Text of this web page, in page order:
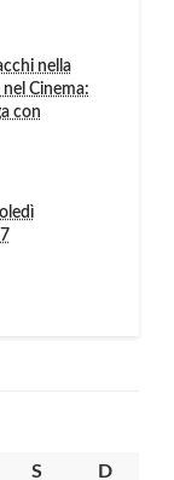
nella
nel Cinema:
con
S D